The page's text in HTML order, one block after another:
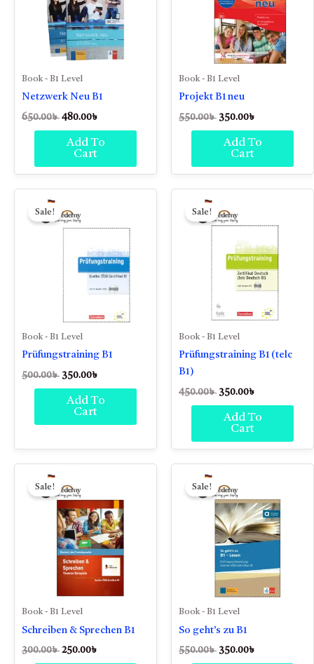
Book - B1 Level
Netzwerk Neu B1
650.00৳ 480.00৳
Add To
Cart
Book - B1 Level
Projekt B1 neu
550.00৳ 350.00৳
Add To
Cart
Sale!
Book - B1 Level
Prüfungstraining B1
500.00৳
was:
500.00৳ .
350.00৳
350.00৳ .
Add To
Cart
Sale!
Book - B1 Level
Prüfungstraining B1 (telc
B1)
450.00৳
was:
350.00৳
350.00৳ .
Add To
Cart
Sale!
Book - B1 Level
Schreiben & Sprechen B1
300.00৳
was:
250.00৳
250.00৳ .
Sale!
Book - B1 Level
So geht’s zu B1
550.00৳
was:
550.00৳ .
350.00৳
350.00৳ .